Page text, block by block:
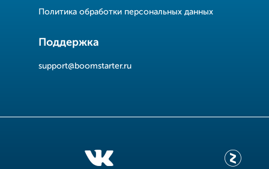
Политика обработки персональных данных
Поддержка
support@boomstarter.ru